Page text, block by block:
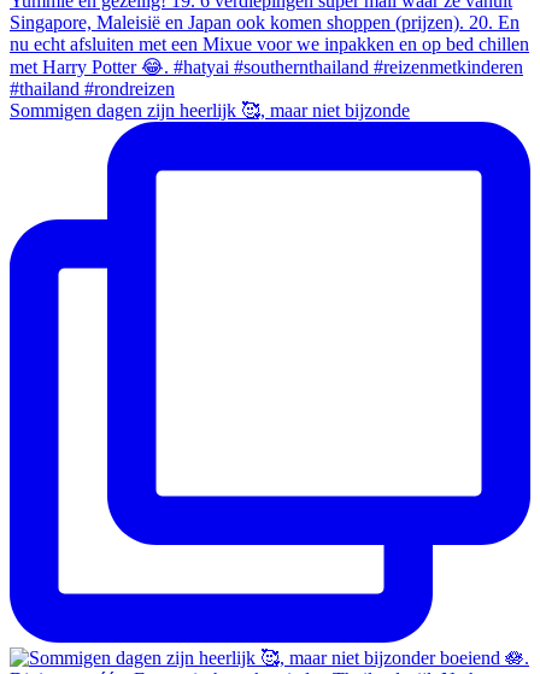
Sommigen dagen zijn heerlijk 🥰, maar niet bijzonde